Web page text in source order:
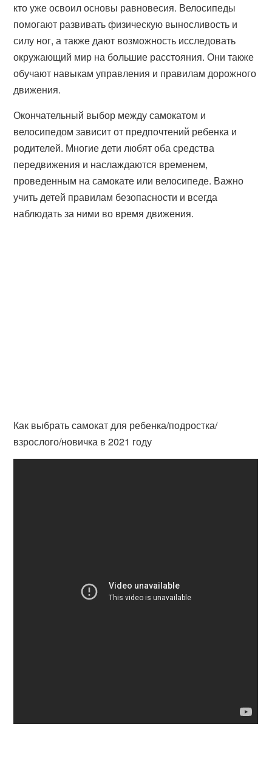
кто уже освоил основы равновесия. Велосипеды
помогают развивать физическую выносливость и
силу ног, а также дают возможность исследовать
окружающий мир на большие расстояния. Они также
обучают навыкам управления и правилам дорожного
движения.
Окончательный выбор между самокатом и
велосипедом зависит от предпочтений ребенка и
родителей. Многие дети любят оба средства
передвижения и наслаждаются временем,
проведенным на самокате или велосипеде. Важно
учить детей правилам безопасности и всегда
наблюдать за ними во время движения.
Как выбрать самокат для ребенка/подростка/
взрослого/новичка в 2021 году